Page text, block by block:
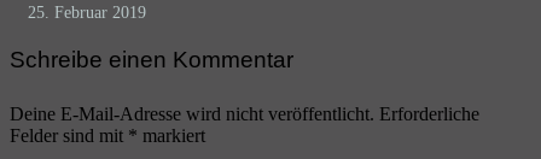
25. Februar 2019
Schreibe einen Kommentar
Deine E-Mail-Adresse wird nicht veröffentlicht. Erforderliche
Felder sind mit * markiert